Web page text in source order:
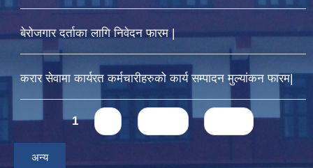
बेरोजगार दर्ताका लागि निवेदन फारम |
करार सेवामा कार्यरत कर्मचारीहरुको कार्य सम्पादन मुल्यांकन फारम|
Pages1
अन्य